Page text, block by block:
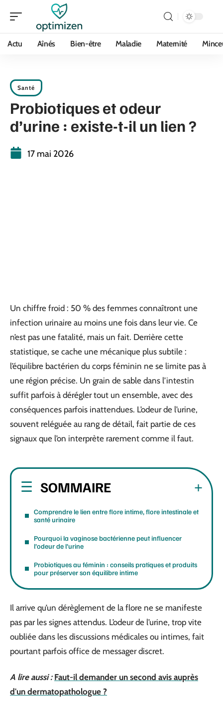
Actu Aînés Bien-être Maladie Maternité
Santé
Probiotiques et odeur
d’urine : existe-t-il un lien ?
17 mai 2026
Un chiffre froid : 50 % des femmes connaîtront une
infection urinaire au moins une fois dans leur vie. Ce
n’est pas une fatalité, mais un fait. Derrière cette
statistique, se cache une mécanique plus subtile :
l’équilibre bactérien du corps féminin ne se limite pas à
une région précise. Un grain de sable dans l’intestin
suffit parfois à dérégler tout un ensemble, avec des
conséquences parfois inattendues. L’odeur de l’urine,
souvent reléguée au rang de détail, fait partie de ces
signaux que l’on interprète rarement comme il faut.
SOMMAIRE
Comprendre le lien entre flore intime, flore intestinale et
santé urinaire
Pourquoi la vaginose bactérienne peut influencer
l’odeur de l’urine
Probiotiques au féminin : conseils pratiques et produits
pour préserver son équilibre intime
Il arrive qu’un dérèglement de la flore ne se manifeste
pas par les signes attendus. L’odeur de l’urine, trop vite
oubliée dans les discussions médicales ou intimes, fait
pourtant parfois office de messager discret.
A lire aussi : Faut-il demander un second avis auprès
d'un dermatopathologue ?